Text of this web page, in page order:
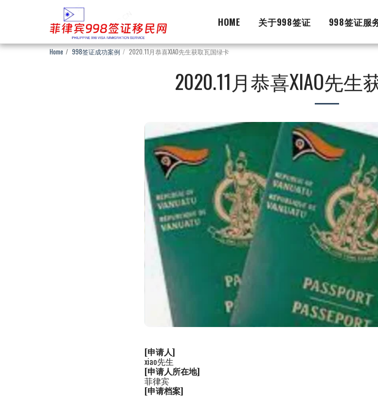
HOME 关于998签证 998签证服
Home 998签证成功案例 2020.11月恭喜XIAO先生获取瓦国绿卡
2020.11月恭喜XIAO先
[申请人]
xiao先生
[申请人所在地]
菲律宾
[申请档案]